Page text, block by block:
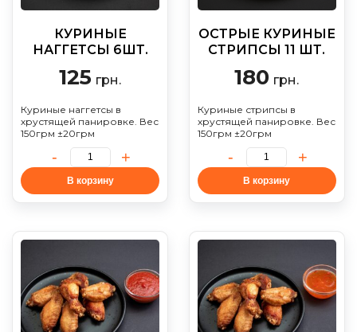
КУРИНЫЕ
НАГГЕТСЫ 6ШТ.
125 грн.
Куриные наггетсы в
хрустящей панировке. Вес
150грм ±20грм
В корзину
ОСТРЫЕ КУРИНЫЕ
СТРИПСЫ 11 ШТ.
180 грн.
Куриные стрипсы в
хрустящей панировке. Вес
150грм ±20грм
В корзину